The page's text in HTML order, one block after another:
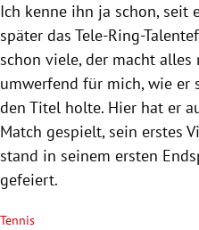
Ich kenne ihn ja schon, seit
später das Tele-Ring-
schon viele, der macht alles
umwerfend für mich, wie er
den Titel holte. Hier hat er
Match gespielt, sein erstes
stand in seinem ersten
gefeiert.
Tennis